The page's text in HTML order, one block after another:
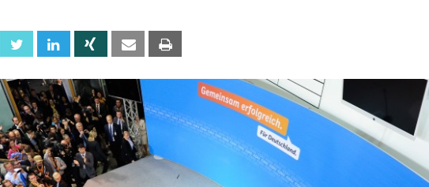
Facebook Twitter Linkedin Xing Email